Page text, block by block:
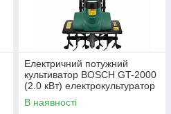
Електричний потужний
культиватор BOSCH GT-2000
(2.0 кВт) електрокультуратор
45 см
В наявності